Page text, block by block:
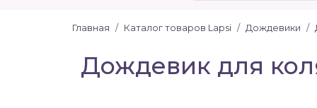
Главная Каталог товаров Lapsi Дождевики
Дождевик для